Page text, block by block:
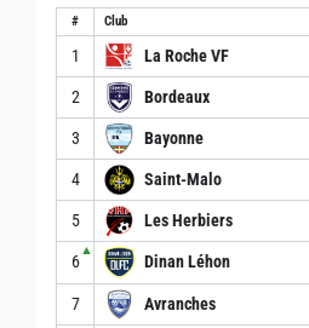
# Club
1 La Roche VF
2 Bordeaux
3 Bayonne
4 Saint-Malo
5 Les Herbiers
6
▲
Dinan Léhon
7 Avranches